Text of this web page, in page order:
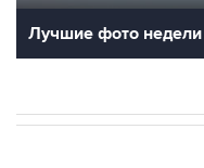
Лучшие фото недели